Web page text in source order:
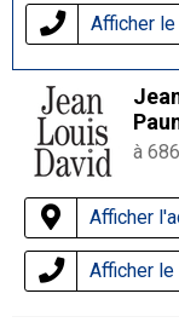
Afficher le
à
Afficher
Afficher le